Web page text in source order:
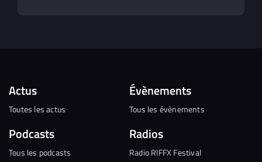
Actus
Toutes les actus
Podcasts
Tous les podcasts
Évènements
Tous les évènements
Radios
Radio RIFFX Festival